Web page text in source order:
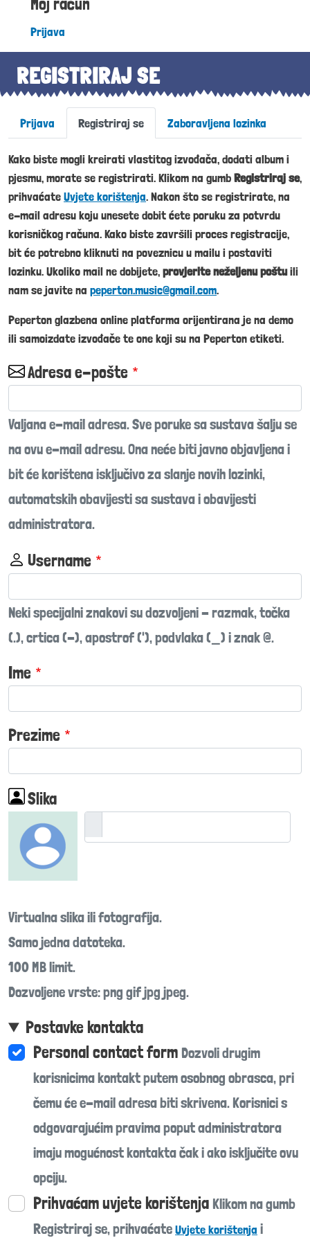
Prijava
REGISTRIRAJ SE
Primary tabs
Prijava Registriraj se Zaboravljena lozinka
Kako biste mogli kreirati vlastitog izvođača, dodati album i
pjesmu, morate se registrirati. Klikom na gumbRegistriraj se,
prihvaćateUvjete korištenja. Nakon što se registrirate, na
e-mail adresu koju unesete dobit ćete poruku za potvrdu
korisničkog računa. Kako biste završili proces registracije,
bit će potrebno kliknuti na poveznicu u mailu i postaviti
lozinku. Ukoliko mail ne dobijete,provjerite neželjenu poštuili
nam se javite na peperton.music@gmail.com.
Peperton glazbena online platforma orijentirana je na demo
ili samoizdate izvođače te one koji su na Peperton etiketi.
Adresa e-pošte
Valjana e-mail adresa. Sve poruke sa sustava šalju se
na ovu e-mail adresu. Ona neće biti javno objavljena i
bit će korištena isključivo za slanje novih lozinki,
automatskih obavijesti sa sustava i obavijesti
administratora.
Username
Neki specijalni znakovi su dozvoljeni - razmak, točka
(.), crtica (-), apostrof ('), podvlaka (_) i znak @.
Ime
Prezime
Slika
Virtualna slika ili fotografija.
Samo jedna datoteka.
100 MB limit.
Dozvoljene vrste: png gif jpg jpeg.
Postavke kontakta
Personal contact form Dozvoli drugim
korisnicima kontakt putem osobnog obrasca, pri
čemu će e-mail adresa biti skrivena. Korisnici s
odgovarajućim pravima poput administratora
imaju mogućnost kontakta čak i ako isključite ovu
opciju.
Prihvaćam uvjete korištenja Klikom na gumb
Registriraj se, prihvaćateUvjete korištenja i